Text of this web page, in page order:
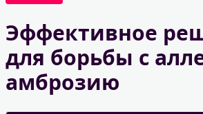
Эффективное
для борьбы с
амброзию